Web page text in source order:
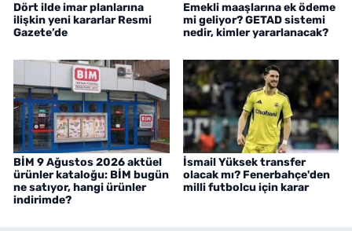
Dört ilde imar planlarına
ilişkin yeni kararlar Resmi
Gazete’de
Emekli maaşlarına ek ödeme
mi geliyor? GETAD sistemi
nedir, kimler yararlanacak?
BİM 9 Ağustos 2026 aktüel
ürünler kataloğu: BİM bugün
ne satıyor, hangi ürünler
indirimde?
İsmail Yüksek transfer
olacak mı? Fenerbahçe'den
milli futbolcu için karar